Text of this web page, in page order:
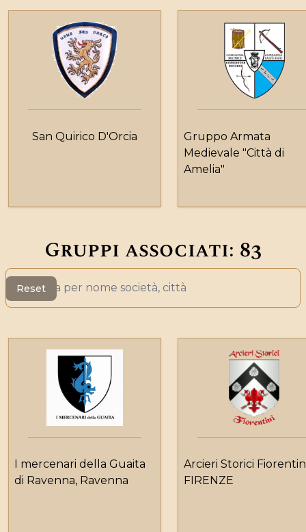
San Quirico D'Orcia
Gruppo Armata
Medievale "Città di
Amelia"
Gruppi associati: 83
Search
Reset
I mercenari della Guaita
di Ravenna, Ravenna
Arcieri Storici
FIRENZE